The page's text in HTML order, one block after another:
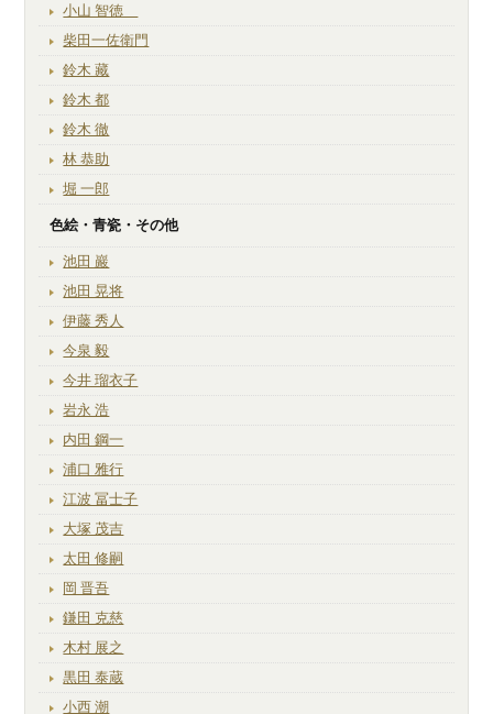
小山 智徳
柴田一佐衛門
鈴木 藏
鈴木 都
鈴木 徹
林 恭助
堀 一郎
色絵・青瓷・その他
池田 巖
池田 晃将
伊藤 秀人
今泉 毅
今井 瑠衣子
岩永 浩
内田 鋼一
浦口 雅行
江波 冨士子
大塚 茂吉
太田 修嗣
岡 晋吾
鎌田 克慈
木村 展之
黒田 泰蔵
小西 潮